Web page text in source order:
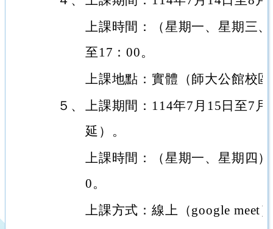
上課時間：（星期一、星期三
至17：00。
上課地點：實體（師大公館校
５、 上課期間：114年7月15日至7
延）。
上課時間：（星期一、星期四
0。
上課方式：線上（google meet